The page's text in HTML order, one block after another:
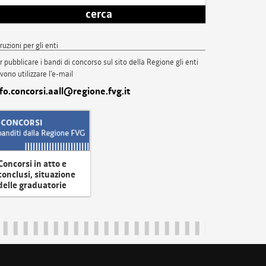
cerca
per gli enti
pubblicare i bandi di concorso sul sito della Regione gli enti
utilizzare l'e-mail
in atto e
situazione
graduatorie